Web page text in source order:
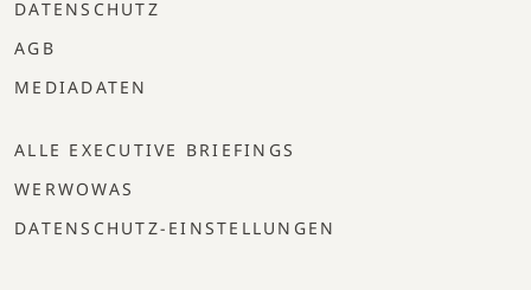
DATENSCHUTZ
AGB
MEDIADATEN
ALLE EXECUTIVE BRIEFINGS
WERWOWAS
DATENSCHUTZ-EINSTELLUNGEN